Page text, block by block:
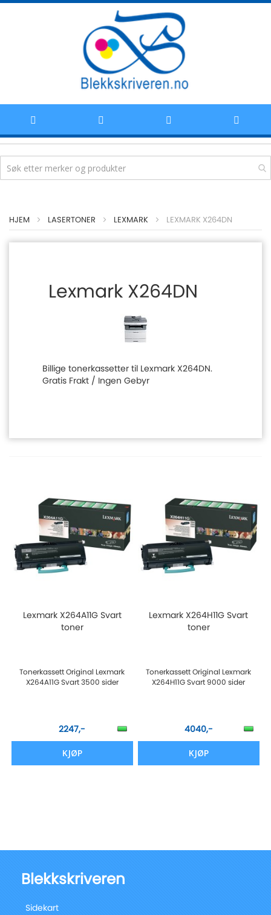
til
HJEM LASERTONER LEXMARK LEXMARK X264DN
Lexmark X264DN
Billige tonerkassetter til Lexmark X264DN.
Gratis Frakt / Ingen Gebyr
Lexmark X264A11G Svart
toner
Tonerkassett Original Lexmark
X264A11G Svart 3500 sider
2247,-
KJØP
Lexmark X264H11G Svart
toner
Tonerkassett Original Lexmark
X264H11G Svart 9000 sider
4040,-
KJØP
Blekkskriveren
Sidekart